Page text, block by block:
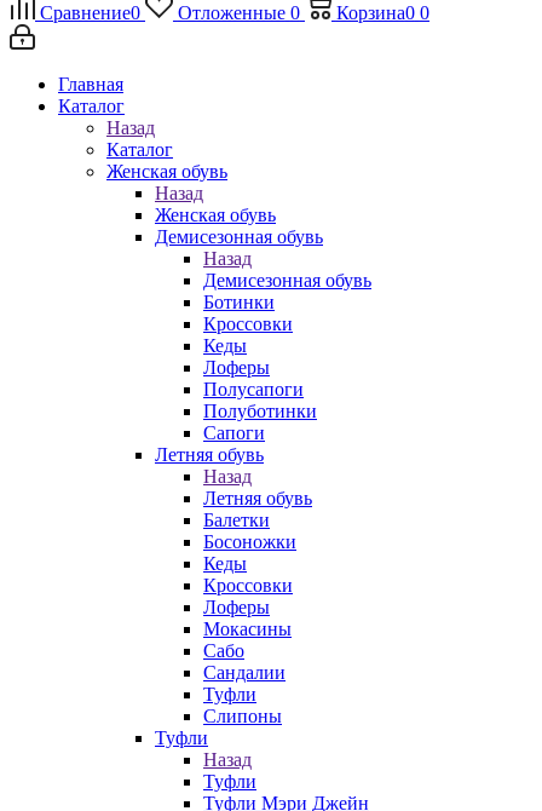
Сравнение0 Отложенные 0 Корзина0 0
Главная
Каталог
Назад
Каталог
Женская обувь
Назад
Женская обувь
Демисезонная обувь
Назад
Демисезонная обувь
Ботинки
Кроссовки
Кеды
Лоферы
Полусапоги
Полуботинки
Сапоги
Летняя обувь
Назад
Летняя обувь
Балетки
Босоножки
Кеды
Кроссовки
Лоферы
Мокасины
Сабо
Сандалии
Туфли
Слипоны
Туфли
Назад
Туфли
Туфли Мэри Джейн